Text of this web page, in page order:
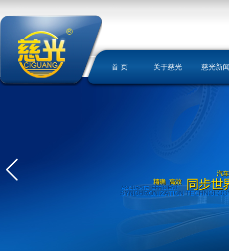
首 页 关于慈光 慈光新